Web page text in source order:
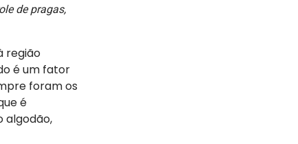
de pragas,
região
é um fator
foram os
é
algodão,